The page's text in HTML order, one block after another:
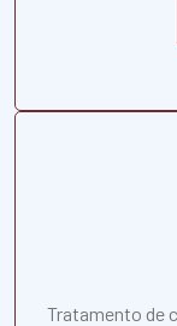
Tratamento de